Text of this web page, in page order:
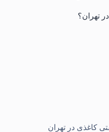
تهران؟
کاغذی در تهران